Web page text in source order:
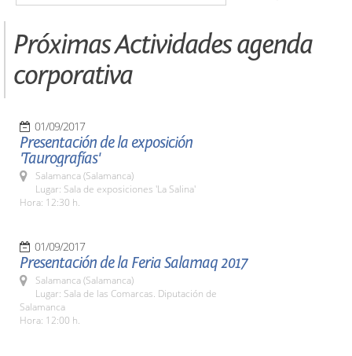
Próximas Actividades agenda
corporativa
01/09/2017
Presentación de la exposición
'Taurografías'
Salamanca (Salamanca)
Lugar: Sala de exposiciones 'La Salina'
Hora: 12:30 h.
01/09/2017
Presentación de la Feria Salamaq 2017
Salamanca (Salamanca)
Lugar: Sala de las Comarcas. Diputación de
Salamanca
Hora: 12:00 h.